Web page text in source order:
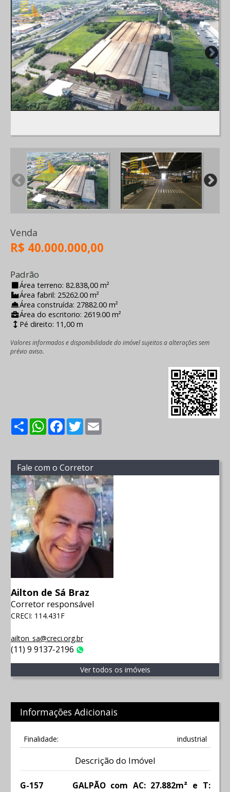
Venda
R$ 40.000.000,00
Padrão
Área terreno: 82.838,00 m²
Área fabril: 25262.00 m²
Área construída: 27882.00 m²
Área do escritorio: 2619.00 m²
Pé direito: 11,00 m
Valores informados e disponibilidade do imóvel sujeitos a alterações sem
prévio aviso.
ShareWhatsApp
Facebook
Twitter
Fale com o Corretor
Ailton de Sá Braz
Corretor responsável
CRECI: 114.431F
ailton_sa@creci.org.br
(11) 9 9137-2196
Ver todos os imóveis
Informações Adicionais
Finalidade: industrial
Descrição do Imóvel
G-157 GALPÃO com AC: 27.882m² e T: